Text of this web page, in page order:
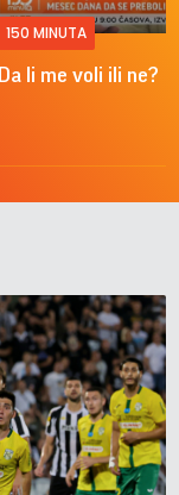
150 MINUTA
Da li me voli ili ne?